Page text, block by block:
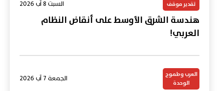
تقدير موقف السبت 8 آب 2026
هندسة الشرق الأوسط على أنقاض النظام
العربي!
العرب وطموح
الوحدة
الجمعة 7 آب 2026